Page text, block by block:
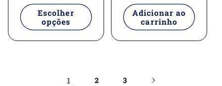
Escolher
opções
Adicionar ao
carrinho
1 2 3